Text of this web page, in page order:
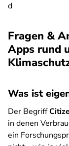
d
Fragen &
Apps rund
Was ist
Der Begriff
in denen
ein